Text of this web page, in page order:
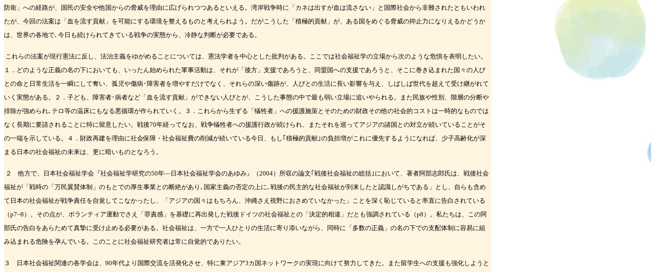
防衛」への経路が、国民の安全や他国からの脅威を理由に広げられつつあるといえる。湾岸戦争時に「カネは出すが血 は流さない」と国際社会から非難されたともいわれ
たが、今回の法案は「血を流す貢献」 を可能にする環境を整えるものと考えられよう。だがこうした「積極的貢献」が、ある国 をめぐる脅威の抑止力になりえるかどうか
は、世界の各地で､今日も続けられてきている戦争の実態から、冷静な判断が必要である。
これらの法案が現行憲法に反し、法治主義をゆがめることについては、憲法学者を中心とした批判がある。ここでは社会福祉学の立場から次のような危惧を表明したい。
１．どのような正義の名の下においても、いったん始められた軍事活動は、それが「後方」支援であろうと、同盟国への支援であろうと、そこに巻き込まれた国々の人び
との命と日常生活を一瞬にして奪い、孤児や傷病･障害者を増やすだけでなく、それらの深い傷跡が、人びとの生活に長い影響を与え、しばしば世代を超えて受け継がれて
いく実態がある。２．子ども、 障害者･病者など「血を流す貢献」ができない人びとが、こうした事態の中で最も弱い立場に追いやられる。また民族や性別、階層の分断や
排除が強められ､テロ等の温床にもなる悪循環が作られていく。３．これらから生ずる「犠牲者」への援護施策とそのための財政その他の社会的コストは一時的なものでは
なく長期に要請されることに特に留意したい。戦後70年経ってなお、戦争犠牲者への援護行政が続けられ、またそれを巡ってアジアの諸国との対立が続いていることがそ
の一端を示している。４．財政再建を理由に社会保障・社会福祉費の削減が続いている今日、もし｢積極的貢献｣の負担増がこれに優先するようになれば、少子高齢化が深
まる日本の社会福祉の未来は、更に暗いものとなろう。
２ 他方で、日本社会福祉学会『社会福祉学研究の50年―日本社会福祉学会のあゆみ』（2004） 所収の論文｢戦後社会福祉の総括｣において、著者阿部志郎氏は、戦後社会
福祉が「戦時の 「万民翼賛体制」のもとでの厚生事業との断絶があり､国家主義の否定の上に､戦後の民主的な社会福祉が到来したと認識しがちである」とし、自らも含め
て日本の社会福祉が戦争責任を自覚してこなかったし、「アジアの国々はもちろん、沖縄さえ視野におさめていなかった」
ことを深く恥じていると率直に告白されている
（p7~8 ）。その点が、ボランティア運動でさえ 「罪責感」を基礎に再出発した戦後ドイツの社会福祉との「決定的相違」だとも強調されている（p8 ）。私たちは、この阿
部氏の告白をあらためて真摯に受け止める必要がある。社会福祉は、 一方で一人ひとりの生活に寄り添いながら、同時に「多数の正義」の名の下での支配体制に容易に組
み込まれる危険を孕んでいる。このことに社会福祉研究者は常に自覚的でありたい。
３ 日本社会福祉関連の各学会は、 90年代より国際交流を活発化させ、特に東アジア3カ国 ネットワークの実現に向けて努力してきた。また留学生への支援も強化しようと